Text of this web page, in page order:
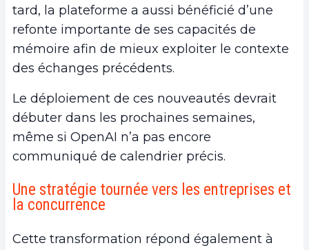
tard, la plateforme a aussi bénéficié d’une
refonte importante de ses capacités de
mémoire afin de mieux exploiter le contexte
des échanges précédents.
Le déploiement de ces nouveautés devrait
débuter dans les prochaines semaines,
même si OpenAI n’a pas encore
communiqué de calendrier précis.
Une stratégie tournée vers les entreprises et
la concurrence
Cette transformation répond également à